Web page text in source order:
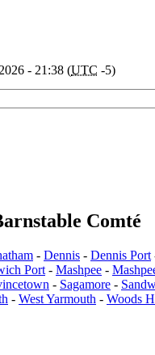
- 21:38 (UTC -5)
Comté
- Dennis - Dennis Port
Port - Mashpee -
- Sagamore -
- West Yarmouth - Woods